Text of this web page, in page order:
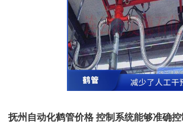
抚州自动化鹤管价格 控制系统能够准确